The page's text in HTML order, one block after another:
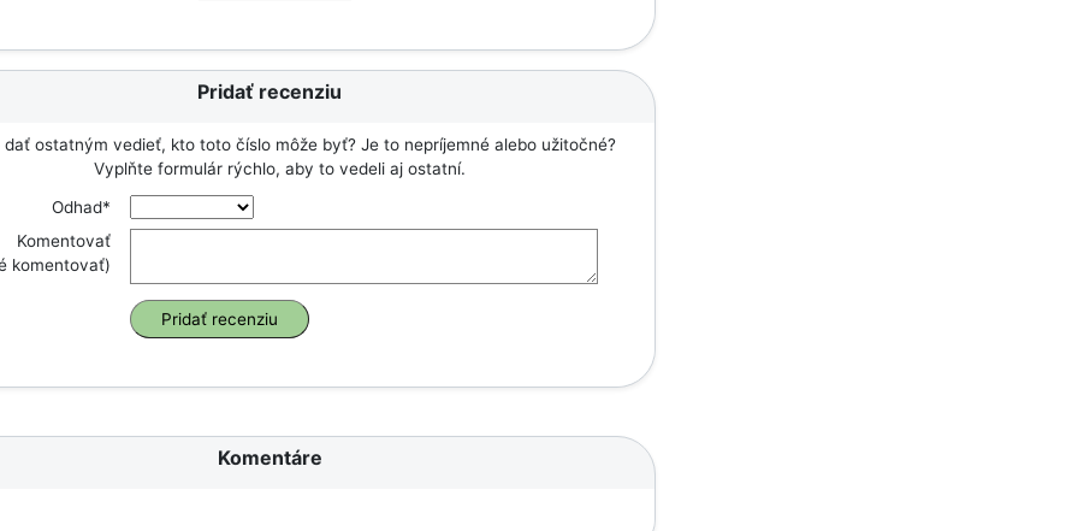
Pridať recenziu
dať ostatným vedieť, kto toto číslo môže byť? Je to nepríjemné alebo užitočné?
Vyplňte formulár rýchlo, aby to vedeli aj ostatní.
Odhad*
Komentovať
komentovať)
Komentáre